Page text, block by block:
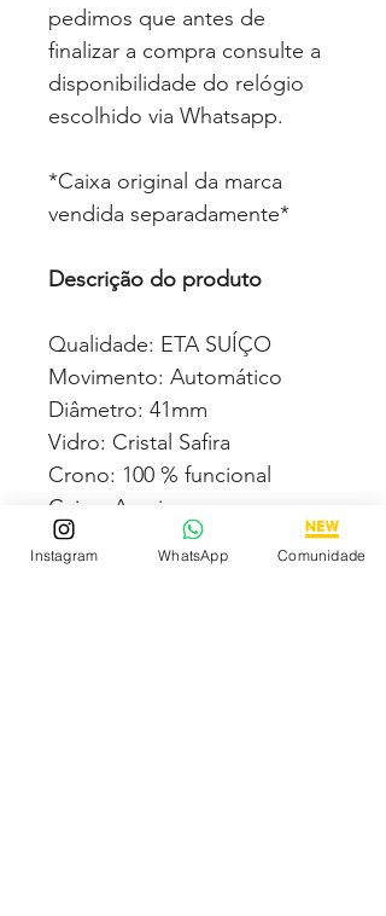
pedimos que antes de
finalizar a compra consulte a
disponibilidade do relógio
escolhido via Whatsapp.
*Caixa original da marca
vendida separadamente*
Descrição do produto
Qualidade: ETA SUÍÇO
Movimento: Automático
Diâmetro: 41mm
Vidro: Cristal Safira
Crono: 100 % funcional
Caixa: Aço inox
Pulseira: Aço inox
Instagram WhatsApp Comunidade